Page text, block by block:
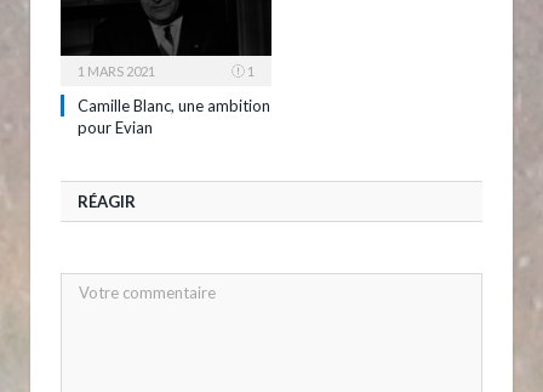
1 MARS 2021 1
Camille Blanc, une ambition
pour Evian
RÉAGIR